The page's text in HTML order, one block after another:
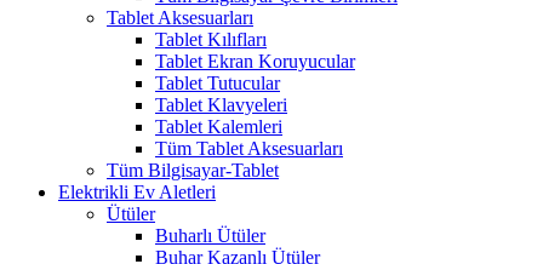
Tablet Aksesuarları
Tablet Kılıfları
Tablet Ekran Koruyucular
Tablet Tutucular
Tablet Klavyeleri
Tablet Kalemleri
Tüm Tablet Aksesuarları
Tüm Bilgisayar-Tablet
Elektrikli Ev Aletleri
Ütüler
Buharlı Ütüler
Buhar Kazanlı Ütüler